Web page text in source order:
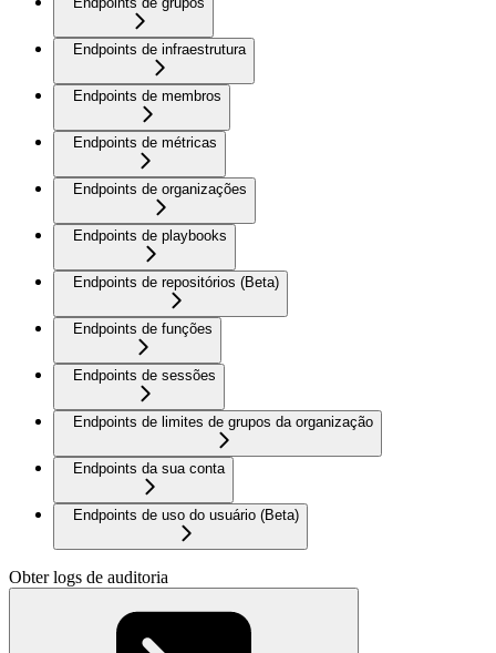
Endpoints de infraestrutura
Endpoints de membros
Endpoints de métricas
Endpoints de organizações
Endpoints de playbooks
Endpoints de repositórios (Beta)
Endpoints de funções
Endpoints de sessões
Endpoints de limites de grupos da organização
Endpoints da sua conta
Endpoints de uso do usuário (Beta)
Obter logs de auditoria